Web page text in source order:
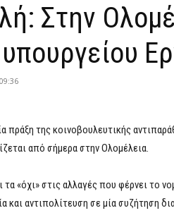
Στην
πράξη της κοινοβουλευτικής
από σήμερα στην Ολομέλεια.
τα «όχι» στις αλλαγές που φέρνει το
και αντιπολίτευση σε μία συζήτηση